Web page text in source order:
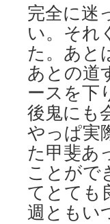
完全に迷
い。それ
た。あと
あとの道
ースを下
後鬼にも
やっぱ実
た甲斐あ
ことがで
てとても
週ともい